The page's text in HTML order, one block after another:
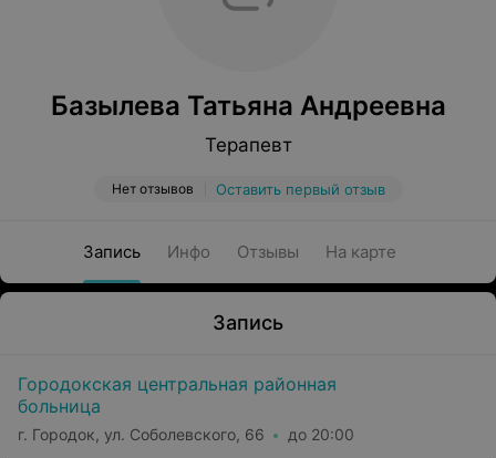
Базылева Татьяна Андреевна
Терапевт
Нет отзывов Оставить первый отзыв
Запись Инфо Отзывы На карте
Запись
Городокская центральная районная
больница
г. Городок, ул. Соболевского, 66 до 20:00